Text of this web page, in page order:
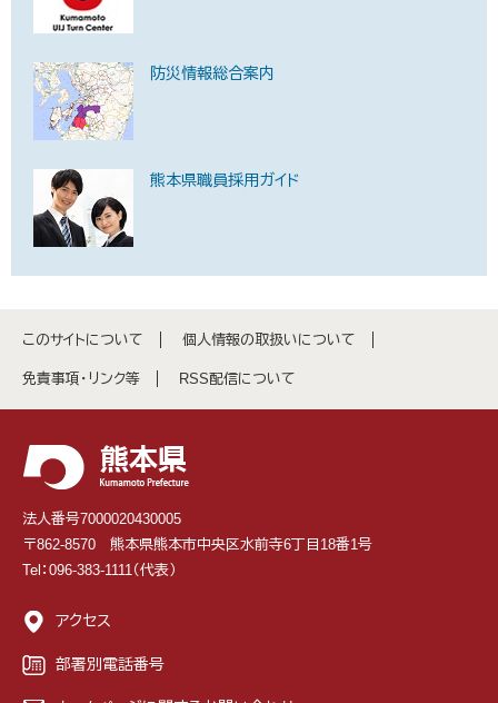
防災情報総合案内
熊本県職員採用ガイド
このサイトについて 個人情報の取扱いについて
免責事項・リンク等 RSS配信について
法人番号7000020430005
〒862-8570 熊本県熊本市中央区水前寺6丁目18番1号
Tel：096-383-1111（代表）
アクセス
部署別電話番号